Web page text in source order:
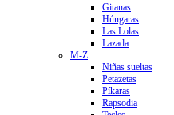
Gitanas
Húngaras
Las Lolas
Lazada
M-Z
Niñas sueltas
Petazetas
Píkaras
Rapsodia